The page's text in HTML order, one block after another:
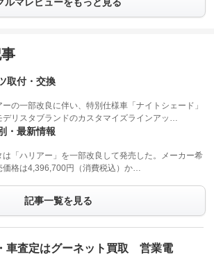
取付・交換
ーの一部改良に伴い、特別仕様車「ナイトシェード」
デリスタブランドのカスタマイズラインアッ…
・最新情報
は「ハリアー」を一部改良して発売した。メーカー希
価格は4,396,700円（消費税込）か…
記事一覧を見る
車査定はグーネット買取 営業電